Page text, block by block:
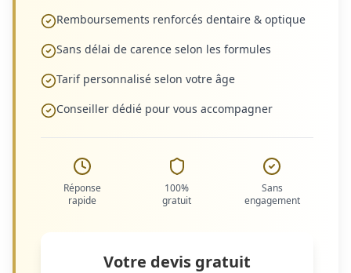
Remboursements renforcés dentaire & optique
Sans délai de carence selon les formules
Tarif personnalisé selon votre âge
Conseiller dédié pour vous accompagner
Réponse
rapide
100%
gratuit
Sans
engagement
Votre devis gratuit